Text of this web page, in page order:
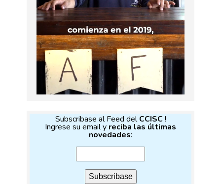
Subscribase al Feed delCCISC!
Ingrese su email y reciba las últimas
novedades: